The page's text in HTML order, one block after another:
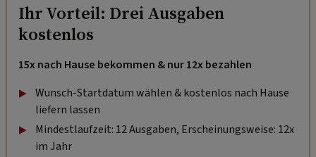
Ihr Vorteil: Drei Ausgaben
kostenlos
15x nach Hause bekommen & nur 12x bezahlen
Wunsch-Startdatum wählen & kostenlos nach Hause
liefern lassen
Mindestlaufzeit: 12 Ausgaben, Erscheinungsweise: 12x
im Jahr